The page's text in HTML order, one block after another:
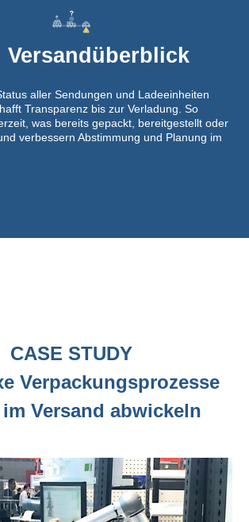
Versandüberblick
aller Sendungen und Ladeeinheiten
Transparenz bis zur Verladung. So
was bereits gepackt, bereitgestellt oder
verbessern Abstimmung und Planung im
CASE STUDY
Verpackungsprozesse
Versand abwickeln